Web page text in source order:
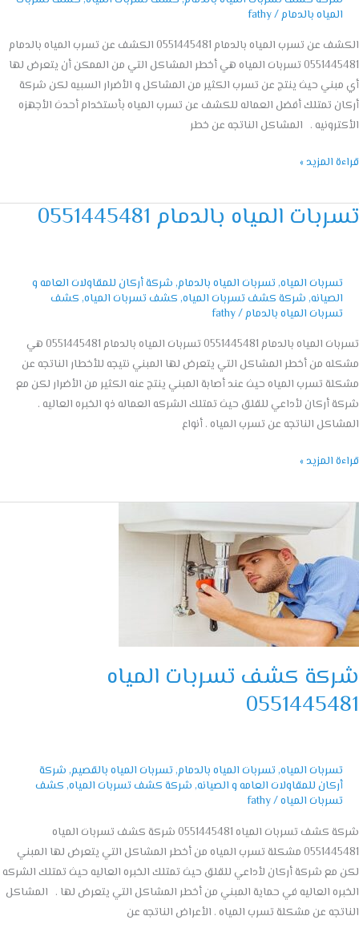
المياه بالدمام/
fathy
الكشف عن تسرب المياه بالدمام 0551445481 الكشف عن تسرب المياه بالدمام
0551445481 تسربات المياه هي أخطر المشاكل التي من الممكن أن يتعرض لها
حيث ينتج عن تسرب الكثير من المشاكل و الأضرار السبيه لكن شركة
تمتلك أفضل العماله للكشف عن تسرب المياه بأستخدام أحدث الأجهزه
. المشاكل الناتجه عن خطر
المزيد »
المياه بالدمام 0551445481
تسربات المياه,تسربات المياه بالدمام,شركة أركان للمقاولات العامه و
الصيانه,شركة كشف تسربات المياه,كشف تسربات المياه,كشف
تسربات المياه بالدمام/
fathy
تسربات المياه بالدمام 0551445481 تسربات المياه بالدمام 0551445481 هي
من أخطر المشاكل التي يتعرض لها المبني نتيجه للأخطار الناتجه عن
تسرب المياه حيث عند أصابة المبني ينتج عنه الكثير من الأضرار لكن مع
أركان لأداعي للقلق حيث تمتلك الشركه العماله ذو الخبره العاليه .
الناتجه عن تسرب المياه . أنواع
المزيد »
كشف تسربات المياه
تسربات المياه,تسربات المياه بالدمام,تسربات المياه بالقصيم,شركة
أركان للمقاولات العامه و الصيانه,شركة كشف تسربات المياه,كشف
تسربات المياه/
fathy
شركة كشف تسربات المياه 0551445481 شركة كشف تسربات المياه
0551445481 مشكلة تسرب المياه من أخطر المشاكل التي يتعرض لها المبني
شركة أركان لأداعي للقلق حيث تمتلك الخبره العاليه حيث تمتلك الشركه
العاليه في حماية المبني من أخطر المشاكل التي يتعرض لها . المشاكل
عن مشكلة تسرب المياه . الأعراض الناتجه عن